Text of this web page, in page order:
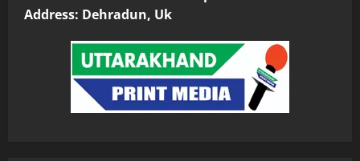
Address: Dehradun, Uk